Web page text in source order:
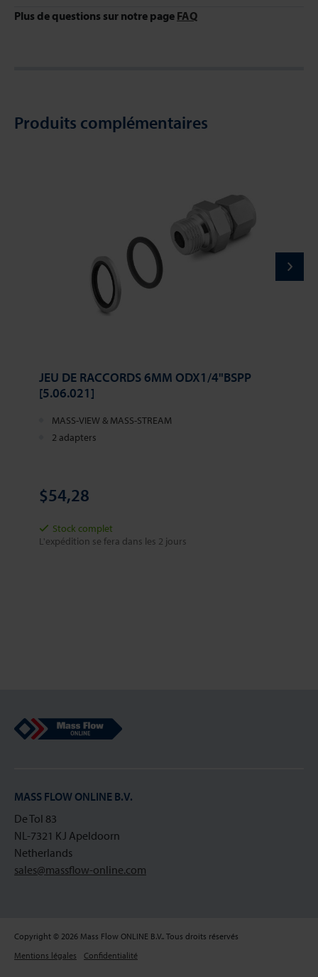
Plus de questions sur notre page FAQ
Produits complémentaires
JEU DE RACCORDS 6MM ODX1/4"BSPP
[5.06.021]
MASS-VIEW & MASS-STREAM
2 adapters
$54,28
Stock complet
L'expédition se fera dans les 2 jours
Mass Flow Online
MASS FLOW ONLINE B.V.
De Tol 83
NL-7321 KJ Apeldoorn
Netherlands
sales@massflow-online.com
Copyright © 2026 Mass Flow ONLINE B.V.. Tous droits réservés
Mentions légales
Confidentialité